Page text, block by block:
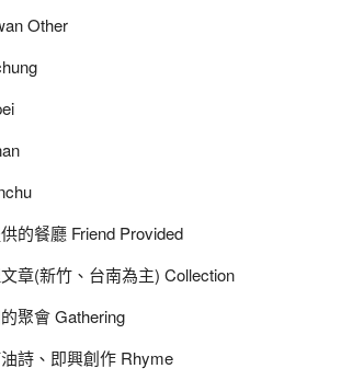
Other
的餐廳 Friend Provided
章(新竹、台南為主) Collection
聚會 Gathering
詩、即興創作 Rhyme